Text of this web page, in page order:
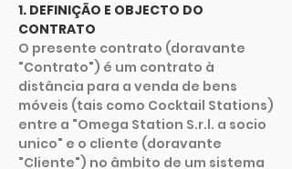
1. DEFINIÇÃO E OBJECTO DO
CONTRATO
O presente contrato (doravante
"Contrato") é um contrato à
distância para a venda de bens
móveis (tais como Cocktail Stations)
entre a "Omega Station S.r.l. a socio
unico" e o cliente (doravante
"Cliente") no âmbito de um sistema